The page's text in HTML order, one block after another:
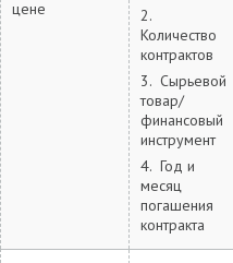
цене
2.
Количество
контрактов
3. Сырьевой
товар/
финансовый
инструмент
4. Год и
месяц
погашения
контракта